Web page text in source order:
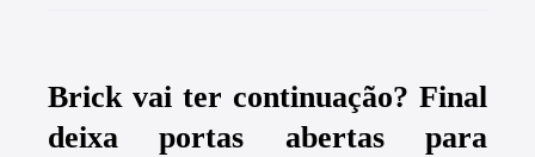
Brick vai ter continuação? Final
deixa portas abertas para